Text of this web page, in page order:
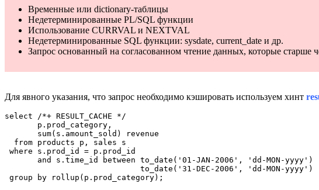
Временные или dictionary-таблицы
Недетерминированные PL/SQL функции
Использование CURRVAL и NEXTVAL
Недетерминированные SQL функции: sysdate, current_date и др.
Запрос основанный на согласованном чтение данных, которые старше
Для явного указания, что запрос необходимо кэшировать используем хинт
select /*+ RESULT_CACHE */
       p.prod_category,
       sum(s.amount_sold) revenue
  from products p, sales s
where s.prod_id = p.prod_id
       and s.time_id between to_date('01-JAN-2006', 'dd-MON-yyyy')
                             to_date('31-DEC-2006', 'dd-MON-yyyy')
group by rollup(p.prod_category);